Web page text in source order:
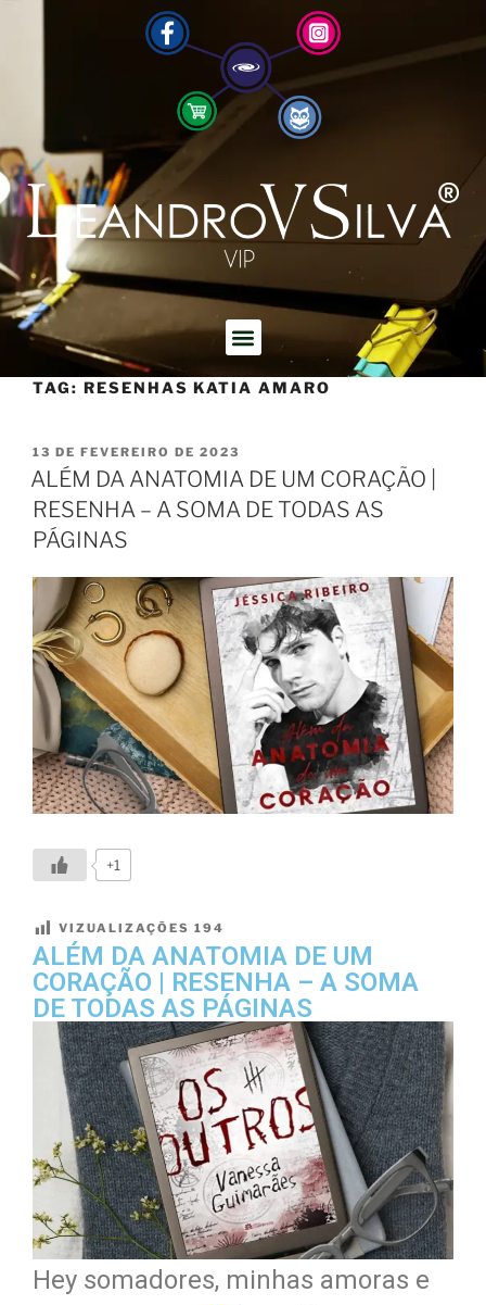
TAG: RESENHAS KATIA AMARO
13 DE FEVEREIRO DE 2023
ALÉM DA ANATOMIA DE UM CORAÇÃO |
RESENHA – A SOMA DE TODAS AS
PÁGINAS
+1
VIZUALIZAÇÕES 194
ALÉM DA ANATOMIA DE UM
CORAÇÃO | RESENHA – A SOMA
DE TODAS AS PÁGINAS
Hey somadores, minhas amoras e